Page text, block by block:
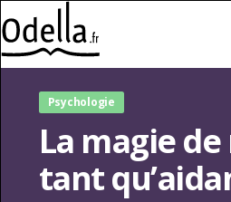
Psychologie
La magie
tant